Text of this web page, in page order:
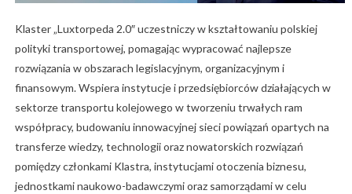
Klaster „Luxtorpeda 2.0″ uczestniczy w kształtowaniu polskiej
polityki transportowej, pomagając wypracować najlepsze
rozwiązania w obszarach legislacyjnym, organizacyjnym i
finansowym. Wspiera instytucje i przedsiębiorców działających w
sektorze transportu kolejowego w tworzeniu trwałych ram
współpracy, budowaniu innowacyjnej sieci powiązań opartych na
transferze wiedzy, technologii oraz nowatorskich rozwiązań
pomiędzy członkami Klastra, instytucjami otoczenia biznesu,
jednostkami naukowo-badawczymi oraz samorządami w celu